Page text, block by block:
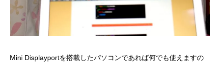
Mini Displayportを搭載したパソコンであれば何でも使えますの